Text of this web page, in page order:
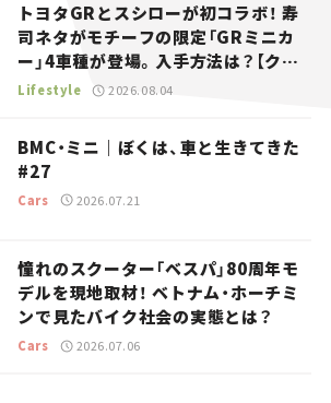
トヨタGRとスシローが初コラボ！ 寿
司ネタがモチーフの限定「GRミニカ
ー」4車種が登場。入手方法は？【クル
マとホビー】
Lifestyle 2026.08.04
BMC・ミニ｜ぼくは、車と生きてきた
#27
Cars 2026.07.21
憧れのスクーター「ベスパ」80周年モ
デルを現地取材！ ベトナム・ホーチミ
ンで見たバイク社会の実態とは？
Cars 2026.07.06